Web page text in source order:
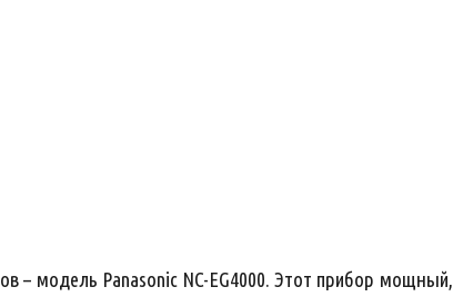
– модель Panasonic NC-EG4000. Этот прибор мощный,